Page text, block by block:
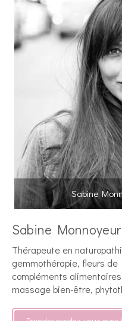
Sabine
Sabine Monnoyeur
Thérapeute en
gemmothérapie, fleurs
compléments
massage bien-être,